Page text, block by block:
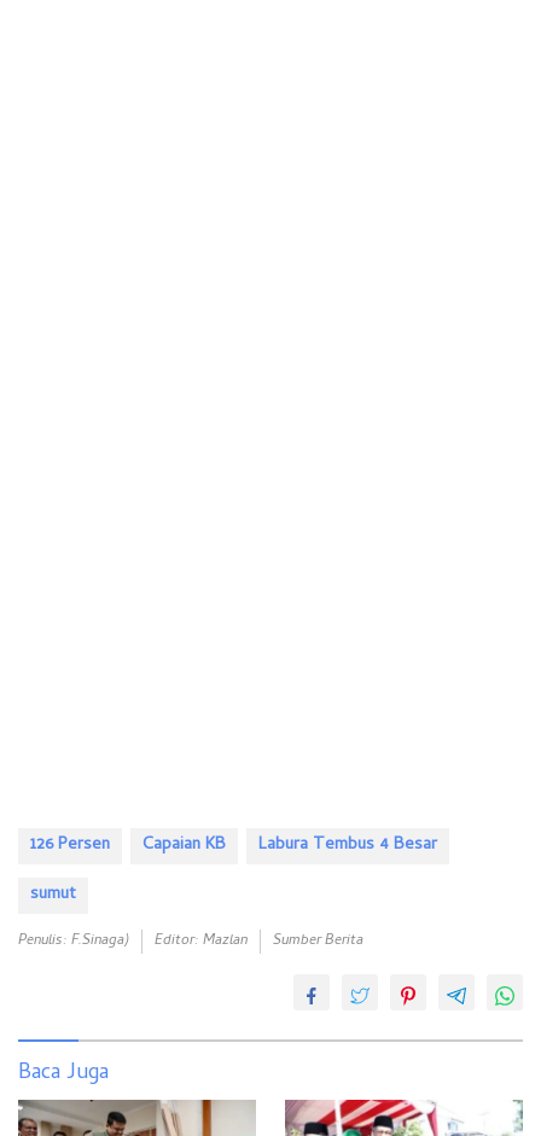
126 Persen Capaian KB
Labura Tembus 4 Besar
sumut
Penulis: F.Sinaga) Editor: Mazlan Sumber Berita
Baca Juga